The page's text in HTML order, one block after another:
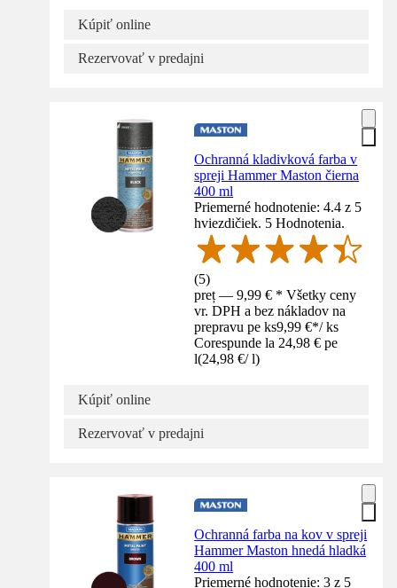
Kúpiť online
Rezervovať v predajni
Ochranná kladivková farba v
spreji Hammer Maston čierna
400 ml
Priemerné hodnotenie: 4.4 z 5
hviezdičiek. 5 Hodnotenia.
(5)
preț — 9,99 € * Všetky ceny
vr. DPH a bez nákladov na
prepravu pe ks9,99 €*/ ks
Corespunde la 24,98 € pe
l(24,98 €/ l)
Kúpiť online
Rezervovať v predajni
Ochranná farba na kov v spreji
Hammer Maston hnedá hladká
400 ml
Priemerné hodnotenie: 3 z 5